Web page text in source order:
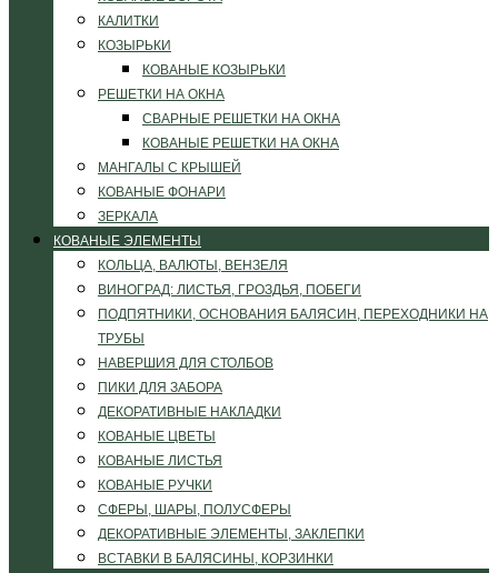
КАЛИТКИ
КОЗЫРЬКИ
КОВАНЫЕ КОЗЫРЬКИ
РЕШЕТКИ НА ОКНА
СВАРНЫЕ РЕШЕТКИ НА ОКНА
КОВАНЫЕ РЕШЕТКИ НА ОКНА
МАНГАЛЫ С КРЫШЕЙ
КОВАНЫЕ ФОНАРИ
ЗЕРКАЛА
КОВАНЫЕ ЭЛЕМЕНТЫ
КОЛЬЦА, ВАЛЮТЫ, ВЕНЗЕЛЯ
ВИНОГРАД: ЛИСТЬЯ, ГРОЗДЬЯ, ПОБЕГИ
ПОДПЯТНИКИ, ОСНОВАНИЯ БАЛЯСИН, ПЕРЕХОДНИКИ НА
ТРУБЫ
НАВЕРШИЯ ДЛЯ СТОЛБОВ
ПИКИ ДЛЯ ЗАБОРА
ДЕКОРАТИВНЫЕ НАКЛАДКИ
КОВАНЫЕ ЦВЕТЫ
КОВАНЫЕ ЛИСТЬЯ
КОВАНЫЕ РУЧКИ
СФЕРЫ, ШАРЫ, ПОЛУСФЕРЫ
ДЕКОРАТИВНЫЕ ЭЛЕМЕНТЫ, ЗАКЛЕПКИ
ВСТАВКИ В БАЛЯСИНЫ, КОРЗИНКИ